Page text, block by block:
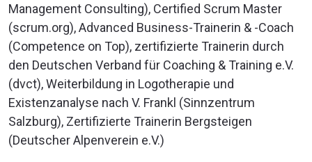
Management Consulting), Certified Scrum Master
(scrum.org), Advanced Business-Trainerin & -Coach
(Competence on Top), zertifizierte Trainerin durch
den Deutschen Verband für Coaching & Training e.V.
(dvct), Weiterbildung in Logotherapie und
Existenzanalyse nach V. Frankl (Sinnzentrum
Salzburg), Zertifizierte Trainerin Bergsteigen
(Deutscher Alpenverein e.V.)